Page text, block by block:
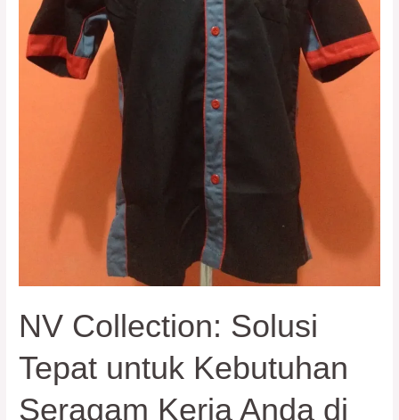
NV Collection: Solusi
Tepat untuk Kebutuhan
Seragam Kerja Anda di
Tangerang